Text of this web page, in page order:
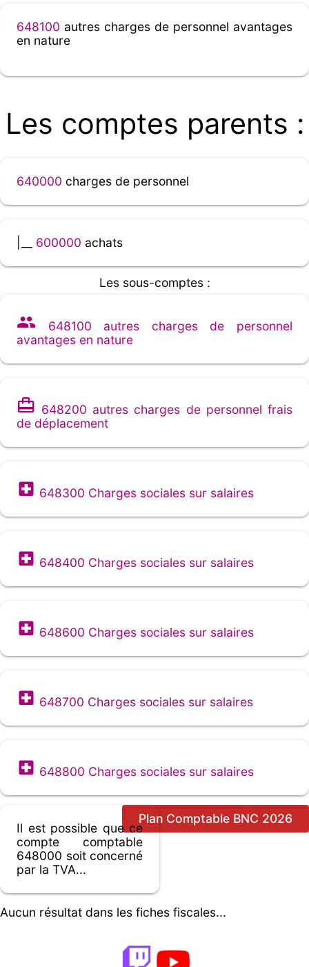
648100 autres charges de personnel avantages
en nature
Les comptes parents :
640000 charges de personnel
600000 achats
Les sous-comptes :
648100 autres charges de personnel
avantages en nature
648200 autres charges de personnel frais
de déplacement
648300 Charges sociales sur salaires
648400 Charges sociales sur salaires
648600 Charges sociales sur salaires
648700 Charges sociales sur salaires
648800 Charges sociales sur salaires
Plan Comptable BNC 2026
Il est possible que ce
compte comptable
648000 soit concerné
par la TVA...
Aucun résultat dans les fiches fiscales...